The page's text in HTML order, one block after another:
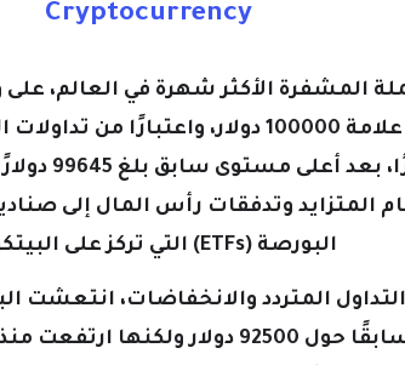
Cryptocurrency
المشفرة الأكثر شهرة في العالم،
حيث تقترب من علامة 100000 دولار،
المتزايد وتدفقات رأس المال إلى
البورصة (ETFs) التي تركز على البيتكوين.
المتردد والانخفاضات، انتعشت